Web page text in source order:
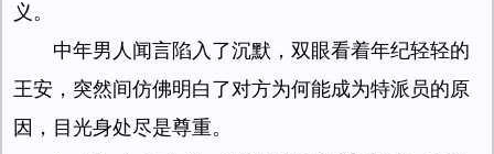
义。
中年男人闻言陷入了沉默，双眼看着年纪轻轻的
王安，突然间仿佛明白了对方为何能成为特派员的原
因，目光身处尽是尊重。